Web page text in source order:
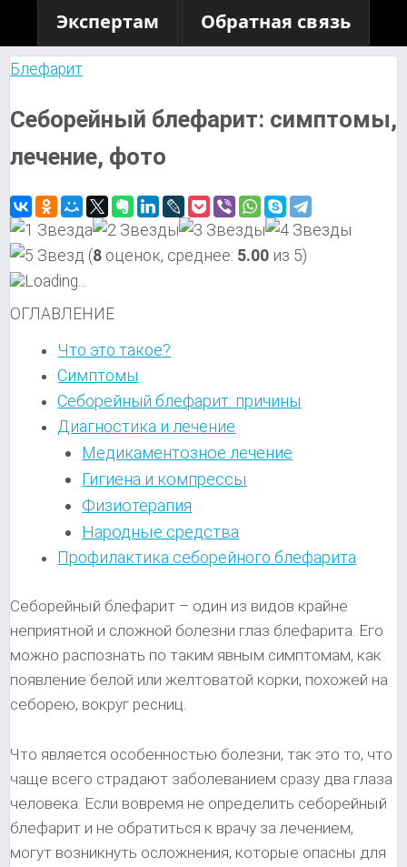
Экспертам Обратная связь
Блефарит
Себорейный блефарит: симптомы,
лечение, фото
(8 оценок, среднее: 5.00 из 5)
Loading...
ОГЛАВЛЕНИЕ
Что это такое?
Симптомы
Себорейный блефарит: причины
Диагностика и лечение
Медикаментозное лечение
Гигиена и компрессы
Физиотерапия
Народные средства
Профилактика себорейного блефарита
Себорейный блефарит – один из видов крайне
неприятной и сложной болезни глаз блефарита. Его
можно раcпознать по таким явным симптомам, как
появление белой или желтоватой корки, похожей на
себорею, вокруг ресниц.
Что является особенностью болезни, так это то, что
чаще всего страдают заболеванием сразу два глаза
человека. Если вовремя не определить себорейный
блефарит и не обратиться к врачу за лечением,
могут возникнуть осложнения, которые опасны для